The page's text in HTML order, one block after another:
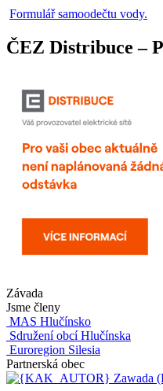
Formulář samoodečtu vody.
ČEZ Distribuce –
Závada
Jsme členy
MAS Hlučínsko
Sdružení obcí Hlučínska
Euroregion Silesia
Partnerská obec
Zawada